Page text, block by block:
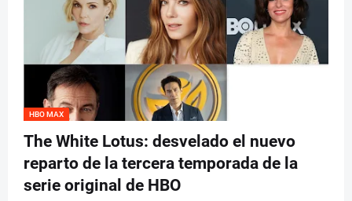
HBO MAX
The White Lotus: desvelado el nuevo
reparto de la tercera temporada de la
serie original de HBO